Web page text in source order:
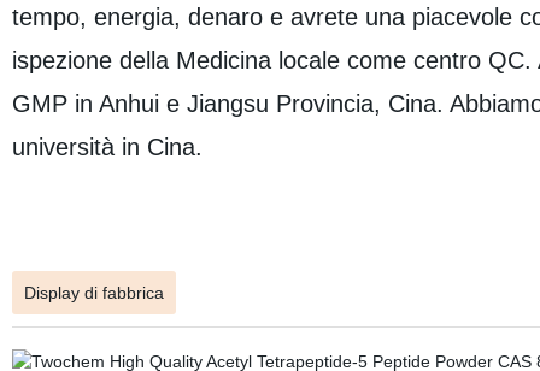
tempo, energia, denaro e avrete una piacevole
ispezione della Medicina locale come centro
GMP in Anhui e Jiangsu Provincia, Cina.
università in Cina.
Display di fabbrica